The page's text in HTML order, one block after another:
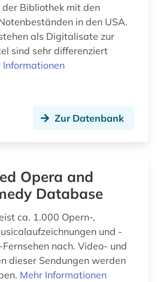
(3)
elektronische ressource (1)
elektronische zeitschrift (1)
elektronische überwachung (1)
elektronisches buch (7)
Bibliothek mit den
in den USA.
als Digitalisate zur
sind sehr differenziert
Informationen
Zur Datenbank
Opera and
Database
ca. 1.000 Opern-,
und -
nach. Video- und
dieser Sendungen werden
Mehr Informationen